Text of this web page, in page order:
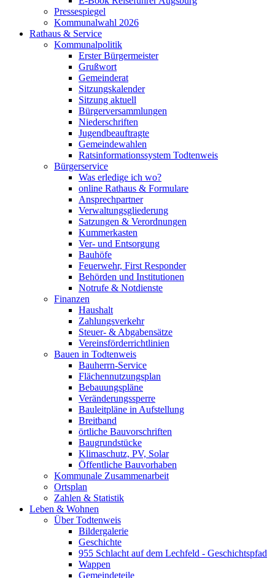
Pressespiegel
Kommunalwahl 2026
Rathaus & Service
Kommunalpolitik
Erster Bürgermeister
Grußwort
Gemeinderat
Sitzungskalender
Sitzung aktuell
Bürgerversammlungen
Niederschriften
Jugendbeauftragte
Gemeindewahlen
Ratsinformationssystem Todtenweis
Bürgerservice
Was erledige ich wo?
online Rathaus & Formulare
Ansprechpartner
Verwaltungsgliederung
Satzungen & Verordnungen
Kummerkasten
Ver- und Entsorgung
Bauhöfe
Feuerwehr, First Responder
Behörden und Institutionen
Notrufe & Notdienste
Finanzen
Haushalt
Zahlungsverkehr
Steuer- & Abgabensätze
Vereinsförderrichtlinien
Bauen in Todtenweis
Bauherrn-Service
Flächennutzungsplan
Bebauungspläne
Veränderungssperre
Bauleitpläne in Aufstellung
Breitband
örtliche Bauvorschriften
Baugrundstücke
Klimaschutz, PV, Solar
Öffentliche Bauvorhaben
Kommunale Zusammenarbeit
Ortsplan
Zahlen & Statistik
Leben & Wohnen
Über Todtenweis
Bildergalerie
Geschichte
955 Schlacht auf dem Lechfeld - Geschichtspfad
Wappen
Gemeindeteile